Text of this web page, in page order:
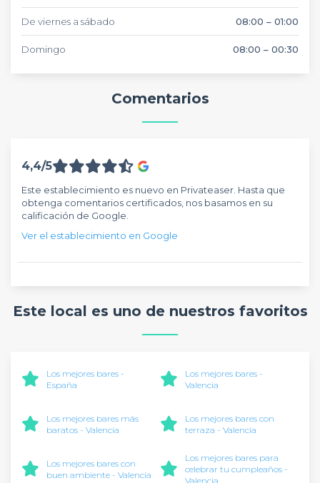
De viernes a sábado 08:00 – 01:00
Domingo 08:00 – 00:30
Comentarios
4,4/5
Este establecimiento es nuevo en Privateaser. Hasta que
obtenga comentarios certificados, nos basamos en su
calificación de Google.
Ver el establecimiento en Google
Este local es uno de nuestros favoritos
Los mejores bares -
España
Los mejores bares -
Valencia
Los mejores bares más
baratos - Valencia
Los mejores bares con
terraza - Valencia
Los mejores bares con
buen ambiente - Valencia
Los mejores bares para
celebrar tu cumpleaños -
Valencia